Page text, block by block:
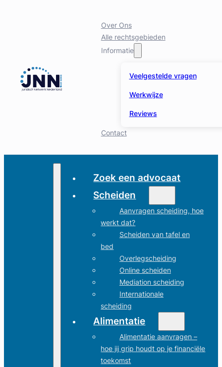
Over Ons
Alle rechtsgebieden
Informatie
Veelgestelde vragen
Werkwijze
Reviews
Contact
Zoek een advocaat
Scheiden
Aanvragen scheiding, hoe
werkt dat?
Scheiden van tafel en
bed
Overlegscheiding
Online scheiden
Mediation scheiding
Internationale
scheiding
Alimentatie
Alimentatie aanvragen –
hoe jij grip houdt op je financiële
toekomst